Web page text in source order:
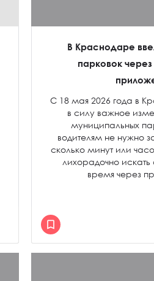
В Краснодаре
парковок
С 18 мая 2026 года в
в силу важное
муниципальных
водителям не нужно
сколько минут или
лихорадочно
время через